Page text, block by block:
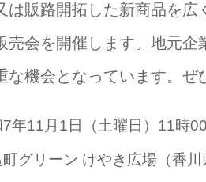
は販路開拓した新商品を
売会を開催します。地元
な機会となっています。ぜ
11月1日（土曜日）11時
リーン けやき広場（香川